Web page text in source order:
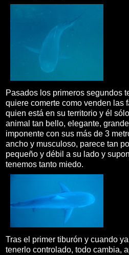
Pasados los primeros segundos
quiere comerte como venden las
quien está en su territorio y él
animal tan bello, elegante,
imponente con sus más de 3
ancho y musculoso, parece tan
pequeño y débil a su lado y
tenemos tanto miedo.
Tras el primer tiburón y cuando
tenerlo controlado, todo cambia,